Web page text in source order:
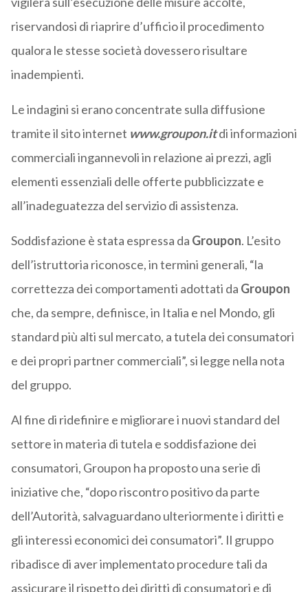
riservandosi di riaprire d’ufficio il procedimento
qualora le stesse società dovessero risultare
inadempienti.
Le indagini si erano concentrate sulla diffusione
tramite il sito internet www.groupon.itdi informazioni
commerciali ingannevoli in relazione ai prezzi, agli
elementi essenziali delle offerte pubblicizzate e
all’inadeguatezza del servizio di assistenza.
Soddisfazione è stata espressa da Groupon. L’esito
dell’istruttoria riconosce, in termini generali, “la
correttezza dei comportamenti adottati da Groupon
che, da sempre, definisce, in Italia e nel Mondo, gli
standard più alti sul mercato, a tutela dei consumatori
e dei propri partner commerciali”, si legge nella nota
del gruppo.
Al fine di ridefinire e migliorare i nuovi standard del
settore in materia di tutela e soddisfazione dei
consumatori, Groupon ha proposto una serie di
iniziative che, “dopo riscontro positivo da parte
dell’Autorità, salvaguardano ulteriormente i diritti e
gli interessi economici dei consumatori”. Il gruppo
ribadisce di aver implementato procedure tali da
assicurare il rispetto dei diritti di consumatori e di